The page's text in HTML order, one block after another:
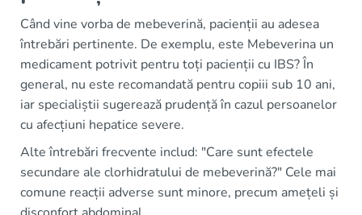
Când vine vorba de mebeverină, pacienții au adesea
întrebări pertinente. De exemplu, este Mebeverina un
medicament potrivit pentru toți pacienții cu IBS? În
general, nu este recomandată pentru copiii sub 10 ani,
iar specialiștii sugerează prudență în cazul persoanelor
cu afecțiuni hepatice severe.
Alte întrebări frecvente includ: "Care sunt efectele
secundare ale clorhidratului de mebeverină?" Cele mai
comune reacții adverse sunt minore, precum amețeli și